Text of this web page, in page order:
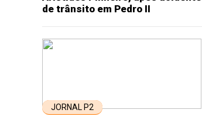
de trânsito em Pedro II
JORNAL P2